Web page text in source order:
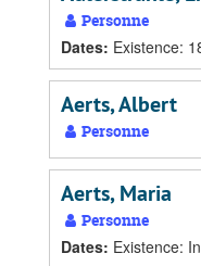
Personne
Dates: Existence:
Aerts, Albert
Personne
Aerts, Maria
Personne
Dates: Existence: